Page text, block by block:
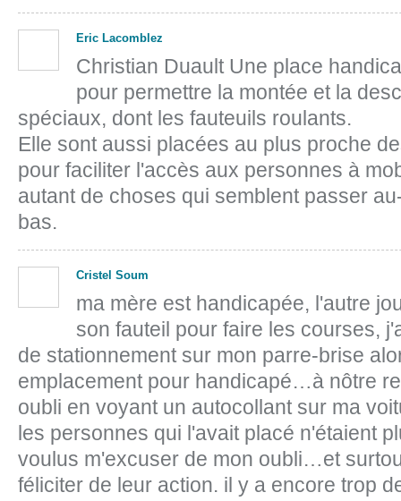
Eric Lacomblez
Christian Duault Une place
pour permettre la montée et la
spéciaux, dont les fauteuils roulants.
Elle sont aussi placées au plus proche
pour faciliter l'accès aux personnes à
autant de choses qui semblent passer
bas.
Cristel Soum
ma mère est handicapée, l'autre
son fauteil pour faire les courses,
de stationnement sur mon parre-brise
emplacement pour handicapé…à nôtre
oubli en voyant un autocollant sur ma
les personnes qui l'avait placé n'étaient
voulus m'excuser de mon oubli…et
féliciter de leur action. il y a encore trop